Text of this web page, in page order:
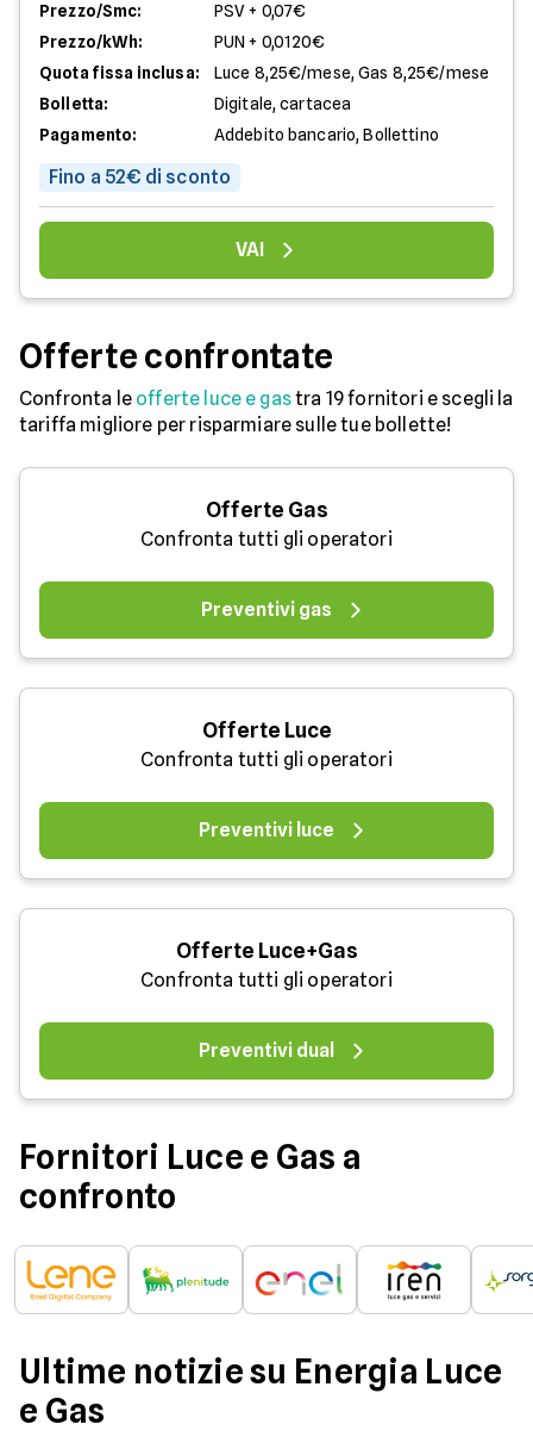
Prezzo/Smc:
PSV + 0,07€
Prezzo/kWh:
PUN + 0,0120€
Quota fissa inclusa:
Luce 8,25€/mese, Gas 8,25€/mese
Bolletta:
Digitale, cartacea
Pagamento:
Addebito bancario, Bollettino
Fino a 52€ di sconto
VAI
Offerte confrontate
Confronta le offerte luce e gastra 19 fornitori e scegli la
tariffa migliore per risparmiare sulle tue bollette!
Offerte Gas
Confronta tutti gli operatori
Preventivi gas
Offerte Luce
Confronta tutti gli operatori
Preventivi luce
Offerte Luce+Gas
Confronta tutti gli operatori
Preventivi dual
Fornitori Luce e Gas a
confronto
Ultime notizie su Energia Luce
e Gas